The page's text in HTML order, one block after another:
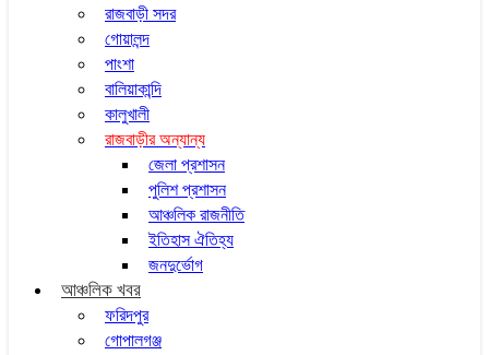
রাজবাড়ী সদর
গোয়ালন্দ
পাংশা
বালিয়াকান্দি
কালুখালী
রাজবাড়ীর অন্যান্য
জেলা প্রশাসন
পুলিশ প্রশাসন
আঞ্চলিক রাজনীতি
ইতিহাস ঐতিহ্য
জনদুর্ভোগ
আঞ্চলিক খবর
ফরিদপুর
গোপালগঞ্জ